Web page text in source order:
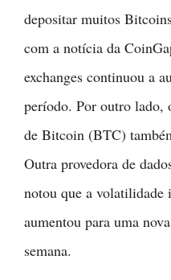
depositar muitos
com a notícia da
exchanges continuou a
período. Por outro lado,
de Bitcoin (BTC)
Outra provedora de
notou que a
aumentou para uma
semana.